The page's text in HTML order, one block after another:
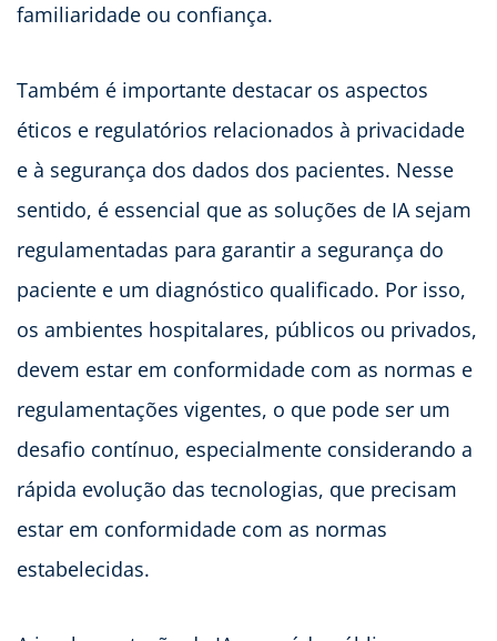
familiaridade ou confiança.
Também é importante destacar os aspectos
éticos e regulatórios relacionados à privacidade
e à segurança dos dados dos pacientes. Nesse
sentido, é essencial que as soluções de IA sejam
regulamentadas para garantir a segurança do
paciente e um diagnóstico qualificado. Por isso,
os ambientes hospitalares, públicos ou privados,
devem estar em conformidade com as normas e
regulamentações vigentes, o que pode ser um
desafio contínuo, especialmente considerando a
rápida evolução das tecnologias, que precisam
estar em conformidade com as normas
estabelecidas.